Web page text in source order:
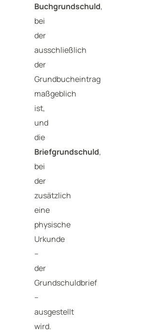
Buchgrundschuld,
bei
der
ausschließlich
der
Grundbucheintrag
maßgeblich
ist,
und
die
Briefgrundschuld,
bei
der
zusätzlich
eine
physische
Urkunde
–
der
Grundschuldbrief
–
ausgestellt
wird.